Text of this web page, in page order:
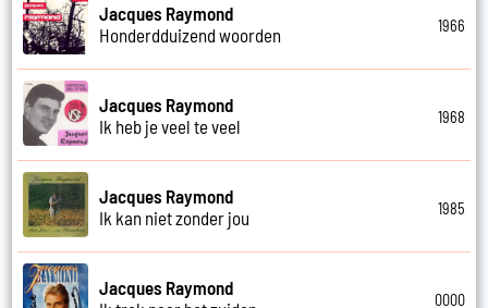
Jacques Raymond
Honderdduizend woorden
1966
Jacques Raymond
Ik heb je veel te veel
1968
Jacques Raymond
Ik kan niet zonder jou
1985
Jacques Raymond
0000